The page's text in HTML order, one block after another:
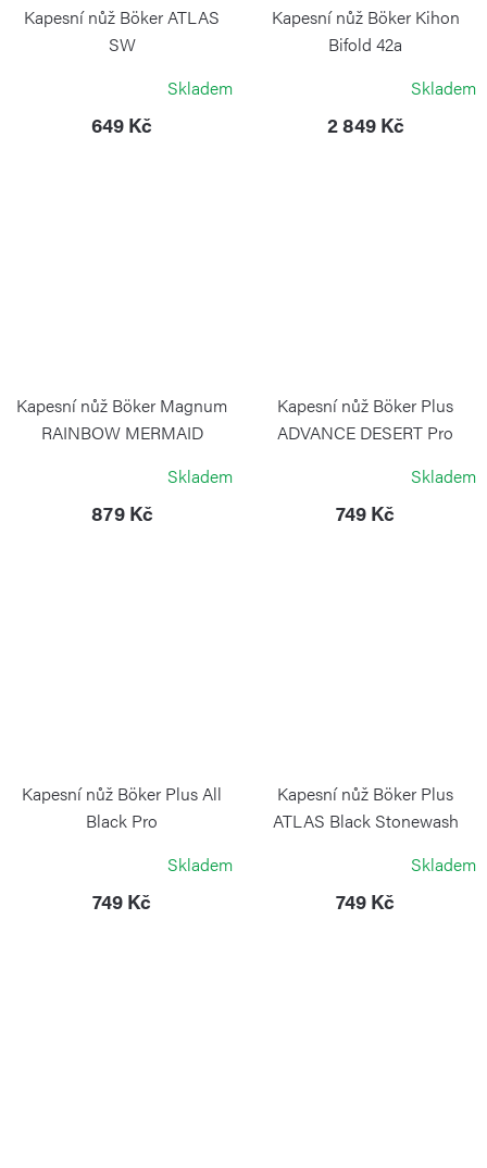
Kapesní nůž Böker ATLAS
SW
Skladem
649 Kč
Kapesní nůž Böker Kihon
Bifold 42a
Skladem
2 849 Kč
Kapesní nůž Böker Magnum
RAINBOW MERMAID
Skladem
879 Kč
Kapesní nůž Böker Plus
ADVANCE DESERT Pro
Skladem
749 Kč
Kapesní nůž Böker Plus All
Black Pro
Skladem
749 Kč
Kapesní nůž Böker Plus
ATLAS Black Stonewash
Skladem
749 Kč